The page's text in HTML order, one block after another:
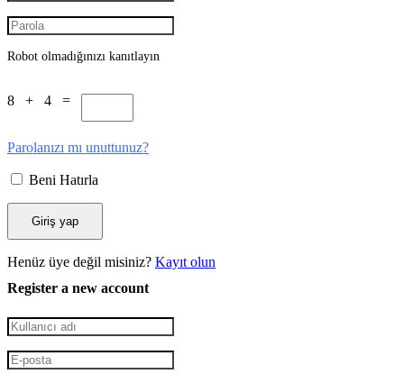
Robot olmadığınızı kanıtlayın
8 + 4 =
Parolanızı mı unuttunuz?
Beni Hatırla
Henüz üye değil misiniz? Kayıt olun
Register a new account